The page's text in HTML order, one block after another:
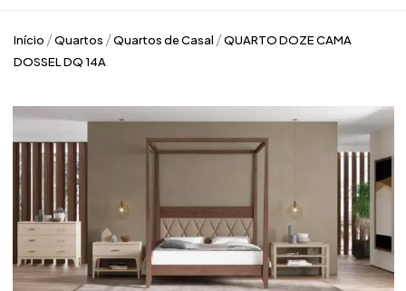
Início Quartos Quartos de Casal
QUARTO DOZE CAMA
DOSSEL DQ 14A